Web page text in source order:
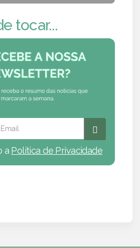
tocar...
a Política de Privacidade